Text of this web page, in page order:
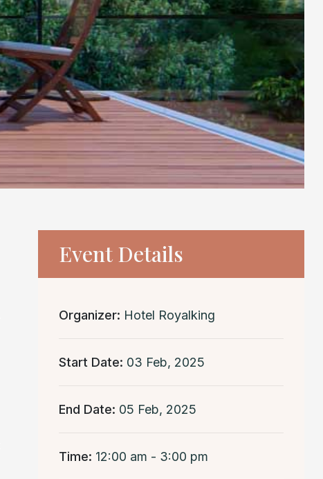
Event Details
Organizer: Hotel Royalking
Start Date: 03 Feb, 2025
End Date: 05 Feb, 2025
Time: 12:00 am - 3:00 pm